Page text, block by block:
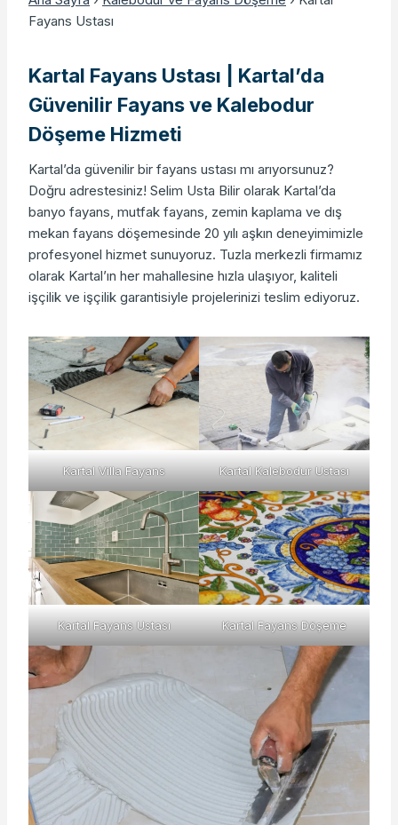
Fayans Ustası
Kartal Fayans Ustası | Kartal’da
Güvenilir Fayans ve Kalebodur
Döşeme Hizmeti
Kartal’da güvenilir bir fayans ustası mı arıyorsunuz?
Doğru adrestesiniz! Selim Usta Bilir olarak Kartal’da
banyo fayans, mutfak fayans, zemin kaplama ve dış
mekan fayans döşemesinde 20 yılı aşkın deneyimimizle
profesyonel hizmet sunuyoruz. Tuzla merkezli firmamız
olarak Kartal’ın her mahallesine hızla ulaşıyor, kaliteli
işçilik ve işçilik garantisiyle projelerinizi teslim ediyoruz.
Kartal Villa Fayans Kartal Kalebodur Ustası
Kartal Fayans Ustası Kartal Fayans Döşeme